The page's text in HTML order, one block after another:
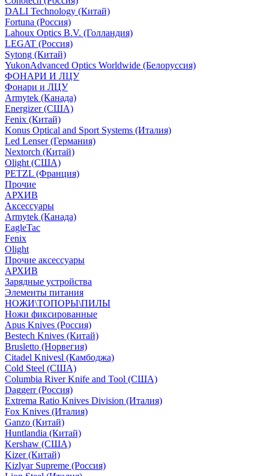
DALI Technology (Китай)
Fortuna (Россия)
Lahoux Optics B.V. (Голландия)
LEGAT (Россия)
Sytong (Китай)
YukonAdvanced Optics Worldwide (Белоруссия)
ФОНАРИ И ЛЦУ
Фонари и ЛЦУ
Armytek (Канада)
Energizer (США)
Fenix (Китай)
Konus Optical and Sport Systems (Италия)
Led Lenser (Германия)
Nextorch (Китай)
Olight (США)
PETZL (Франция)
Прочие
АРХИВ
Аксессуары
Armytek (Канада)
EagleTac
Fenix
Olight
Прочие аксессуары
АРХИВ
Зарядные устройства
Элементы питания
НОЖИ\ТОПОРЫ\ПИЛЫ
Ножи фиксированные
Apus Knives (Россия)
Bestech Knives (Китай)
Brusletto (Норвегия)
Citadel Knivesl (Камбоджа)
Cold Steel (США)
Columbia River Knife and Tool (США)
Daggerr (Россия)
Extrema Ratio Knives Division (Италия)
Fox Knives (Италия)
Ganzo (Китай)
Huntlandia (Китай)
Kershaw (США)
Kizer (Китай)
Kizlyar Supreme (Россия)